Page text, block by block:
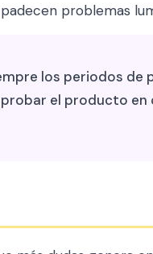
problemas
los periodos de
el producto en